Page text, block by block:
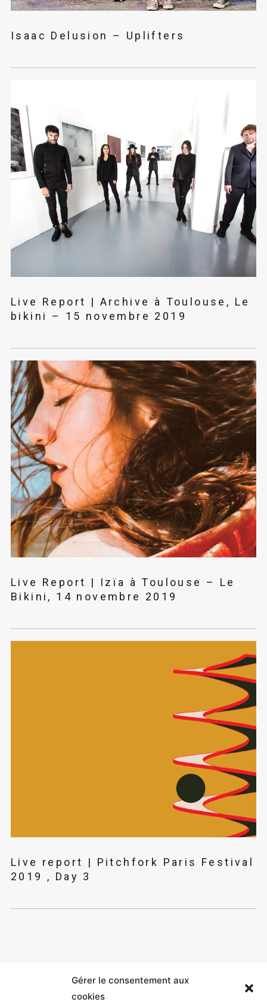
Gérer le consentement aux
cookies
Isaac Delusion – Uplifters
Live Report | Archive à Toulouse, Le
bikini – 15 novembre 2019
Live Report | Izïa à Toulouse – Le
Bikini, 14 novembre 2019
Live report | Pitchfork Paris Festival
2019 , Day 3